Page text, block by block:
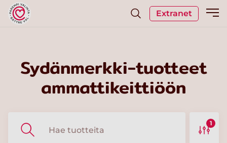
Extranet
Sydänmerkki-tuotteet
ammattikeittiöön
1